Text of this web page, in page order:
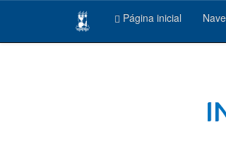
Página inicial